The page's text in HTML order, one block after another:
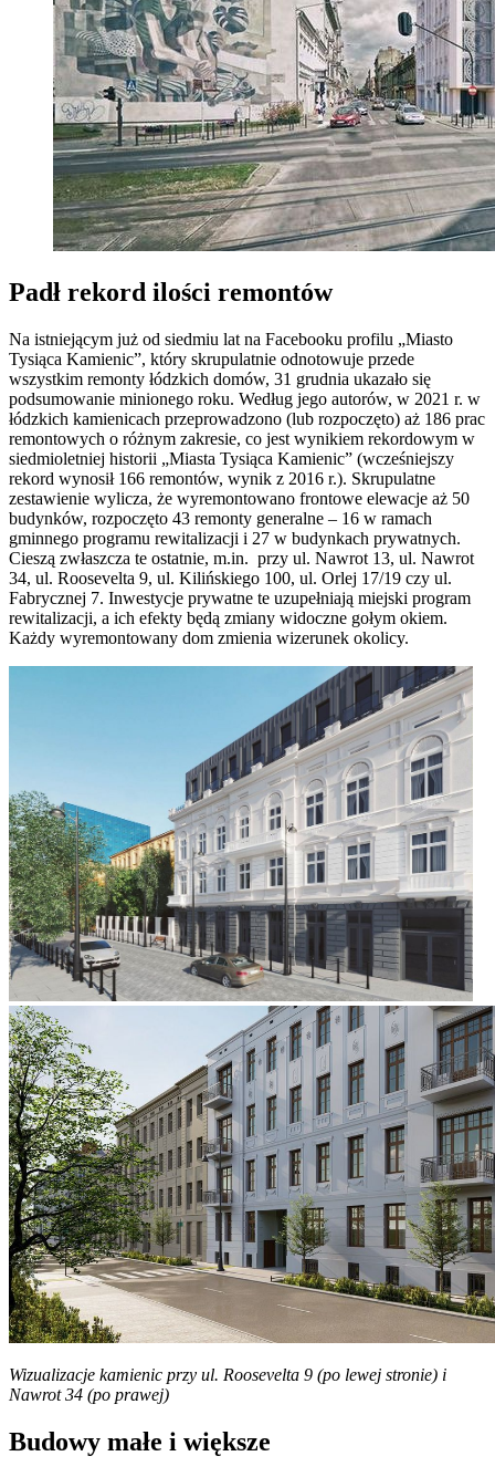
Padł rekord ilości remontów
Na istniejącym już od siedmiu lat na Facebooku profilu „Miasto
Tysiąca Kamienic”, który skrupulatnie odnotowuje przede
wszystkim remonty łódzkich domów, 31 grudnia ukazało się
podsumowanie minionego roku. Według jego autorów, w 2021 r. w
łódzkich kamienicach przeprowadzono (lub rozpoczęto) aż 186 prac
remontowych o różnym zakresie, co jest wynikiem rekordowym w
siedmioletniej historii „Miasta Tysiąca Kamienic” (wcześniejszy
rekord wynosił 166 remontów, wynik z 2016 r.). Skrupulatne
zestawienie wylicza, że wyremontowano frontowe elewacje aż 50
budynków, rozpoczęto 43 remonty generalne – 16 w ramach
gminnego programu rewitalizacji i 27 w budynkach prywatnych.
Cieszą zwłaszcza te ostatnie, m.in. przy ul. Nawrot 13, ul. Nawrot
34, ul. Roosevelta 9, ul. Kilińskiego 100, ul. Orlej 17/19 czy ul.
Fabrycznej 7. Inwestycje prywatne te uzupełniają miejski program
rewitalizacji, a ich efekty będą zmiany widoczne gołym okiem.
Każdy wyremontowany dom zmienia wizerunek okolicy.
Wizualizacje kamienic przy ul. Roosevelta 9 (po lewej stronie) i
Nawrot 34 (po prawej)
Budowy małe i większe